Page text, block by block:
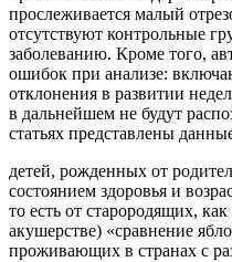
прослеживается малый
отсутствуют контрольные
заболеванию. Кроме того,
ошибок при анализе:
отклонения в развитии
в дальнейшем не будут
статьях представлены
детей, рожденных от
состоянием здоровья и
то есть от старородящих,
акушерстве) «сравнение
проживающих в странах с